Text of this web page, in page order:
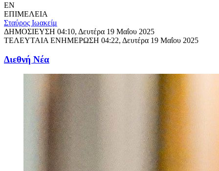
EN
ΕΠΙΜΕΛΕΙΑ
Σταύρος Ιωακείμ
ΔΗΜΟΣΙΕΥΣΗ 04:10, Δευτέρα 19 Μαΐου 2025
ΤΕΛΕΥΤΑΙΑ ΕΝΗΜΕΡΩΣΗ 04:22, Δευτέρα 19 Μαΐου 2025
Διεθνή Νέα